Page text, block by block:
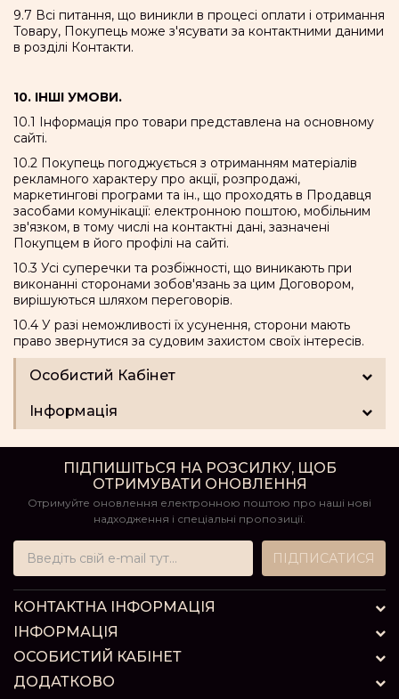
9.7 Всі питання, що виникли в процесі оплати і отримання
Товару, Покупець може з'ясувати за контактними даними
в розділі Контакти.
10. ІНШІ УМОВИ.
10.1 Інформація про товари представлена на основному
сайті.
10.2 Покупець погоджується з отриманням матеріалів
рекламного характеру про акції, розпродажі,
маркетингові програми та ін., що проходять в Продавця
засобами комунікації: електронною поштою, мобільним
зв'язком, в тому числі на контактні дані, зазначені
Покупцем в його профілі на сайті.
10.3 Усі суперечки та розбіжності, що виникають при
виконанні сторонами зобов'язань за цим Договором,
вирішуються шляхом переговорів.
10.4 У разі неможливості їх усунення, сторони мають
право звернутися за судовим захистом своїх інтересів.
Особистий Кабінет
Інформація
ПІДПИШІТЬСЯ НА РОЗСИЛКУ, ЩОБ
ОТРИМУВАТИ ОНОВЛЕННЯ
Отримуйте оновлення електронною поштою про наші нові
надходження і спеціальні пропозиції.
ПІДПИСАТИСЯ
КОНТАКТНА ІНФОРМАЦІЯ
ІНФОРМАЦІЯ
ОСОБИСТИЙ КАБІНЕТ
ДОДАТКОВО